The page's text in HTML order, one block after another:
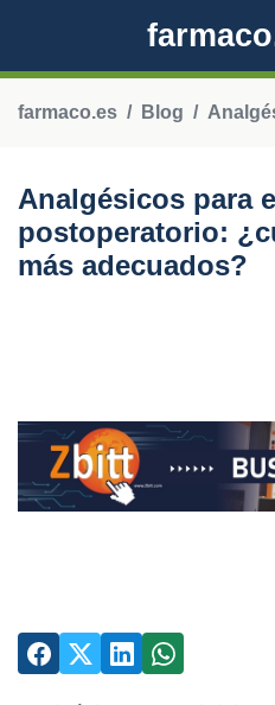
farmaco.es Blog
Analgésicos para
postoperatorio:
más adecuados?